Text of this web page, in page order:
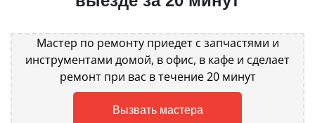
Мастер по ремонту приедет с запчастями и
инструментами домой, в офис, в кафе и сделает
ремонт при вас в течение 20 минут
Вызвать мастера